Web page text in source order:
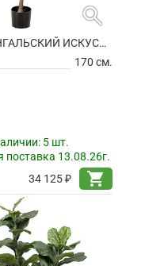
search
ФИКУС БЕНГАЛЬСКИЙ ИСКУССТВЕННЫЙ
170 см.
5 шт.
13.08.26г.
34 125 ₽
shopping_cart